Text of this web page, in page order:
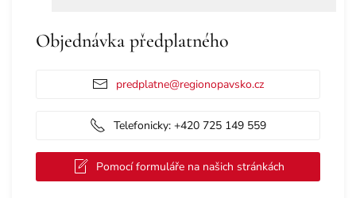
Objednávka předplatného
predplatne@regionopavsko.cz
Telefonicky: +420 725 149 559
Pomocí formuláře na našich stránkách